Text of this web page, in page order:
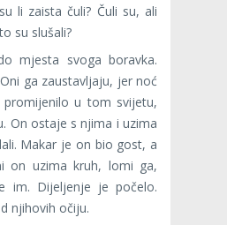
li zaista čuli? Čuli su, ali
su slušali?
mjesta svoga boravka.
ga zaustavljaju, jer noć
u tom svijetu,
On ostaje s njima i uzima
Makar je on bio gost, a
on uzima kruh, lomi ga,
im. Dijeljenje je počelo.
njihovih očiju.